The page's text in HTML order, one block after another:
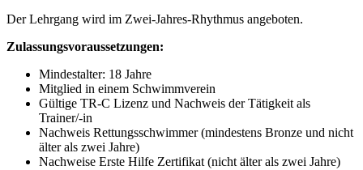
Der Lehrgang wird im Zwei-Jahres-Rhythmus angeboten.
Zulassungsvoraussetzungen:
Mindestalter: 18 Jahre
Mitglied in einem Schwimmverein
Gültige TR-C Lizenz und Nachweis der Tätigkeit als
Trainer/-in
Nachweis Rettungsschwimmer (mindestens Bronze und nicht
älter als zwei Jahre)
Nachweise Erste Hilfe Zertifikat (nicht älter als zwei Jahre)